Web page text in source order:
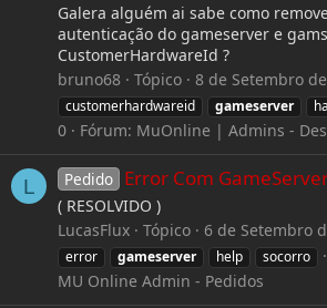
Galera alguém ai sabe como
autenticação do gameserver e
CustomerHardwareId ?
bruno68
Tópico 8 de Setembro
customerhardwareid
gameserver
0
Fórum: MuOnline | Admins -
L Pedido Error Com
( RESOLVIDO )
LucasFlux
Tópico 6 de Setembro
error
gameserver help socorro
MU Online Admin - Pedidos